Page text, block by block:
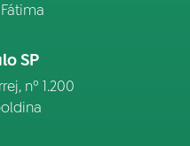
SP
nº 1.200